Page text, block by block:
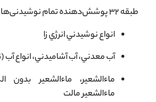
طبقه ۳۲ پوشش‌دهنده تمام نوشیدنی‌های غیرالکلی است:
انواع نوشيدني انرژي زا
آب معدني، آب آشاميدني، انواع
ماءالشعير، ماءالشعير بدون
ماءالشعير مالت